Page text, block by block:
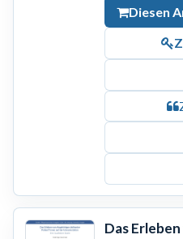
Diesen
Das